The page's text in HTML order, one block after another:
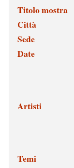
Titolo mostra
Città
Sede
Date
Artisti
Temi